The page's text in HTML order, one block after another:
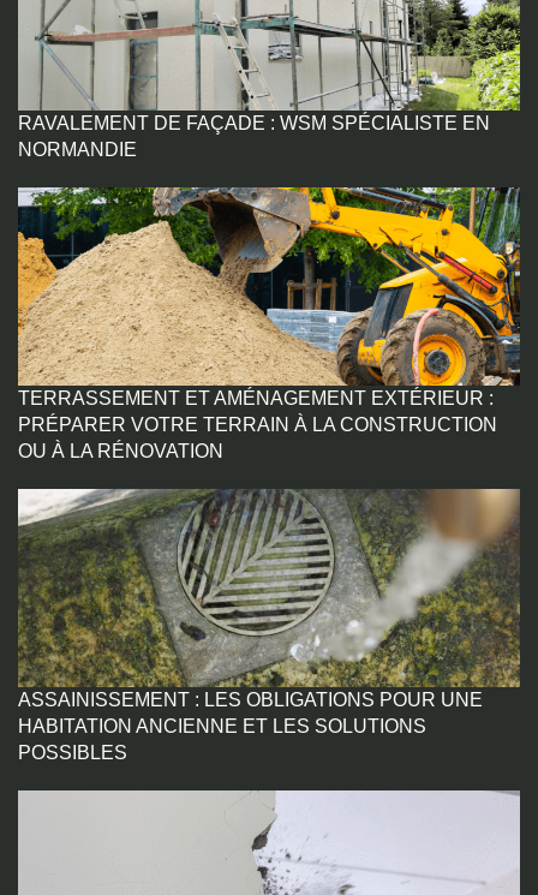
RAVALEMENT DE FAÇADE : WSM SPÉCIALISTE EN
NORMANDIE
TERRASSEMENT ET AMÉNAGEMENT EXTÉRIEUR :
PRÉPARER VOTRE TERRAIN À LA CONSTRUCTION
OU À LA RÉNOVATION
ASSAINISSEMENT : LES OBLIGATIONS POUR UNE
HABITATION ANCIENNE ET LES SOLUTIONS
POSSIBLES